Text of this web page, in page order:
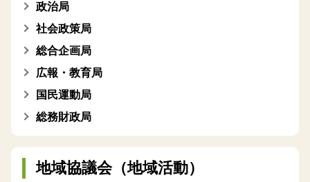
政治局
社会政策局
総合企画局
広報・教育局
国民運動局
総務財政局
地域協議会（地域活動）